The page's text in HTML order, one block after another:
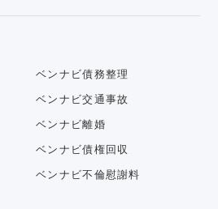
ベンナビ債務整理
ベンナビ交通事故
ベンナビ離婚
ベンナビ債権回収
ベンナビ不倫慰謝料